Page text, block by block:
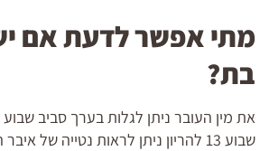
מתי אפשר לדעת אם יש
בת?
שבוע 13 להריון ניתן לראות נטייה של